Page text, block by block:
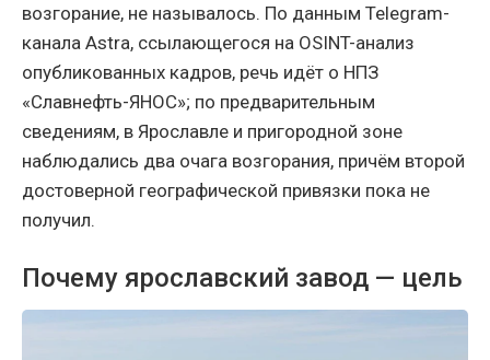
возгорание, не называлось. По данным Telegram-
канала Astra, ссылающегося на OSINT-анализ
опубликованных кадров, речь идёт о НПЗ
«Славнефть-ЯНОС»; по предварительным
сведениям, в Ярославле и пригородной зоне
наблюдались два очага возгорания, причём второй
достоверной географической привязки пока не
получил.
Почему ярославский завод — цель